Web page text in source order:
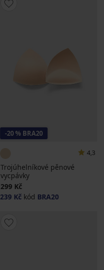
-20 % BRA20
4,3
Trojúhelníkové pěnové
vycpávky
299 Kč
239 Kč kód BRA20